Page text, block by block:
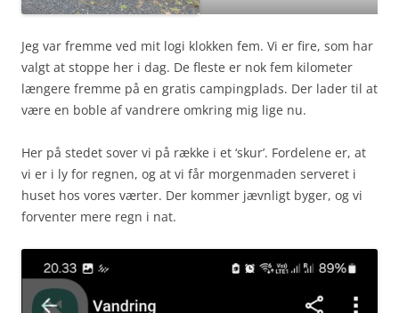
Jeg var fremme ved mit logi klokken fem. Vi er fire, som har
valgt at stoppe her i dag. De fleste er nok fem kilometer
længere fremme på en gratis campingplads. Der lader til at
være en boble af vandrere omkring mig lige nu.
Her på stedet sover vi på række i et ‘skur’. Fordelene er, at
vi er i ly for regnen, og at vi får morgenmaden serveret i
huset hos vores værter. Der kommer jævnligt byger, og vi
forventer mere regn i nat.